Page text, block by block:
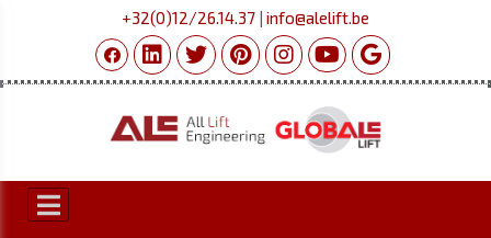
+32(0)12/26.14.37 | info@alelift.be